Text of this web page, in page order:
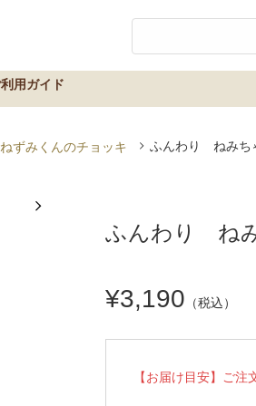
ねずみくんのチョッキ ふんわり ねみ
ふんわり ね
¥3,190 （税込）
【お届け目安】ご